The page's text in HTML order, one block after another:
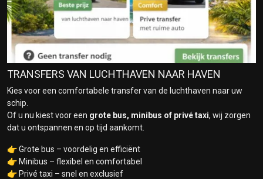
TRANSFERS VAN LUCHTHAVEN NAAR HAVEN
Kies voor een comfortabele transfer van de luchthaven naar uw
schip.
Of u nu kiest voor een grote bus, minibus of privé taxi, wij zorgen
dat u ontspannen en op tijd aankomt.
👉 Grote bus – voordelig en efficiënt
👉 Minibus – flexibel en comfortabel
👉 Privé taxi – snel en exclusief